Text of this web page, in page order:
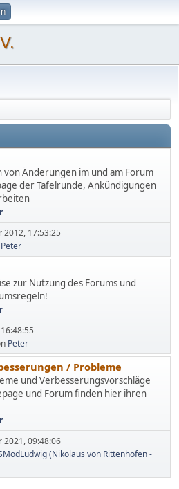
von Änderungen im und am Forum
der Tafelrunde, Ankündigungen
2012, 17:53:25
Peter
zur Nutzung des Forums und
Peter
/ Probleme
und Verbesserungsvorschläge
und Forum finden hier ihren
2021, 09:48:06
(Nikolaus von Rittenhofen -